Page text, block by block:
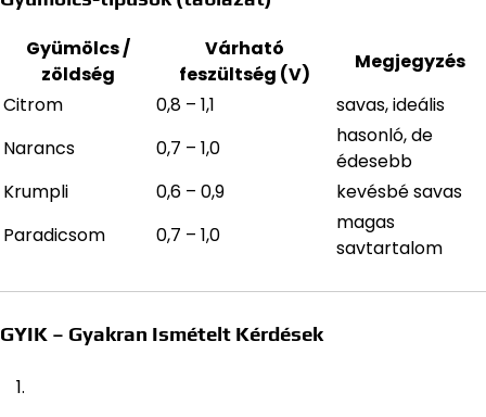
Gyümölcs /
zöldség
Várható
feszültség (V)
Megjegyzés
Citrom
0,8 – 1,1
savas, ideális
Narancs
0,7 – 1,0
hasonló, de
édesebb
Krumpli
0,6 – 0,9
kevésbé savas
Paradicsom
0,7 – 1,0
magas
savtartalom
GYIK – Gyakran Ismételt Kérdések